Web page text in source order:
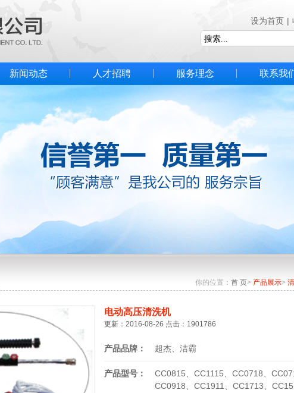
设为首页 |
新闻动态 人才招聘 服务理念 联系我
你的位置： 首 页> 产品展示>
电动高压清洗机
更新：2016-08-26 点击：1901786
产品品牌： 超杰、洁霸
产品型号：
CC0815、CC1115、CC0718、
CC0918、CC1911、CC1713、